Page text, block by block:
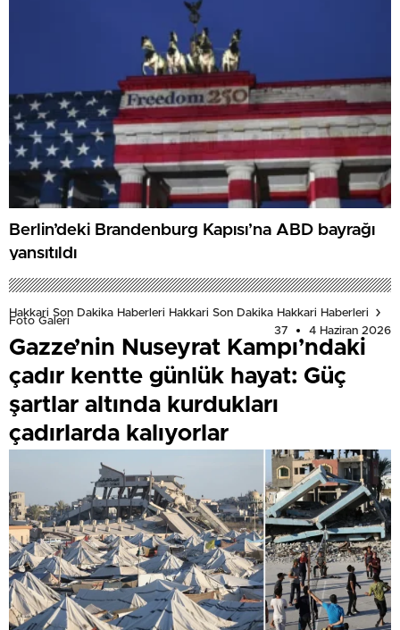
Berlin’deki Brandenburg Kapısı’na ABD bayrağı
yansıtıldı
Hakkari Son Dakika Haberleri Hakkari Son Dakika Hakkari Haberleri
Foto Galeri
37
4 Haziran 2026
Gazze’nin Nuseyrat Kampı’ndaki
çadır kentte günlük hayat: Güç
şartlar altında kurdukları
çadırlarda kalıyorlar